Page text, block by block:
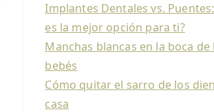
Implantes Dentales vs.
es la mejor opción para ti?
Manchas blancas en la boca de
bebés
Cómo quitar el sarro de los
casa